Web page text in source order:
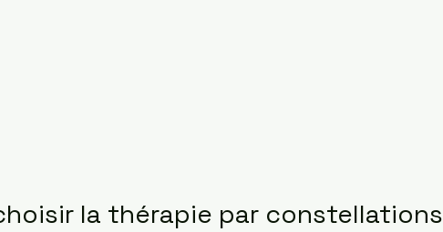
la thérapie par constellations